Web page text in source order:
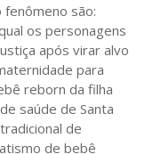
são:
os personagens
após virar alvo
para
reborn da filha
saúde de Santa
de
de bebê